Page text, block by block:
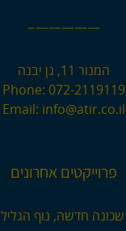
—————–
המנור 11, גן יבנה
Phone: 072-2119119
Email: info@atir.co.il
פרוייקטים אחרונים
שכונה חדשה, נוף הגליל